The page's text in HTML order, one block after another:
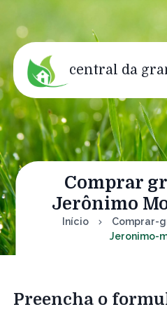
central da
Comprar
Jerônimo
Início Comprar-
Jeronimo-
Preencha o